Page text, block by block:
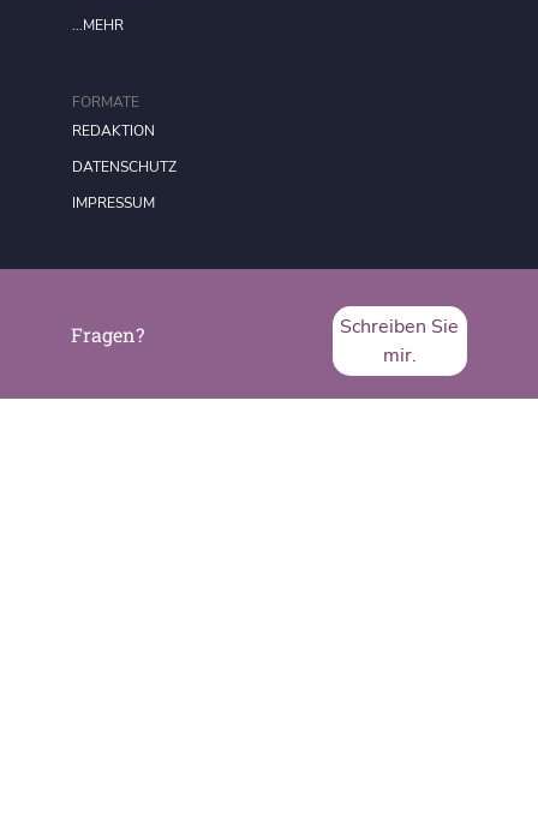
Fragen?
Schreiben Sie
mir.
FORMATE
REDAKTION
DATENSCHUTZ
IMPRESSUM
...MEHR